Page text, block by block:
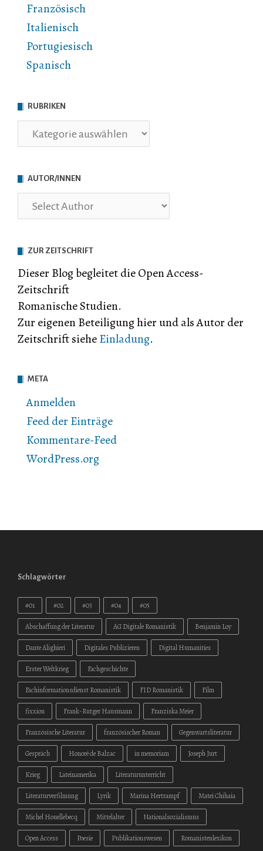
Französisch
Italienisch
Portugiesisch
Spanisch
RUBRIKEN
Rubriken
AUTOR/INNEN
ZUR ZEITSCHRIFT
Dieser Blog begleitet die Open Access-
Zeitschrift
Romanische Studien.
Zur eigenen Beteiligung hier und als Autor der
Zeitschrift sieheEinladung.
META
Anmelden
Feed der Einträge
Kommentare-Feed
WordPress.org
Schlagwörter
#01 #02 #03 #04 #05
Abschaffung der Literatur AG Digitale Romanistik Benjamin Loy
Dante Alighieri Digitales Publizieren Digital Humanities
Erster Weltkrieg Fachgeschichte
Fachinformationsdienst Romanistik FID Romanistik Film
fixxion Frank-Rutger Hausmann Franziska Meier
Französische Literatur französischer Roman Gegenwartsliteratur
Gespräch Honoré de Balzac in memoriam Joseph Jurt
Krieg Lateinamerika Literaturunterricht
Literaturverfilmung Lyrik Marina Hertrampf Matei Chihaia
Michel Houellebecq Mittelalter Nationalsozialismus
Open Access Poesie Publikationswesen Romanistenlexikon